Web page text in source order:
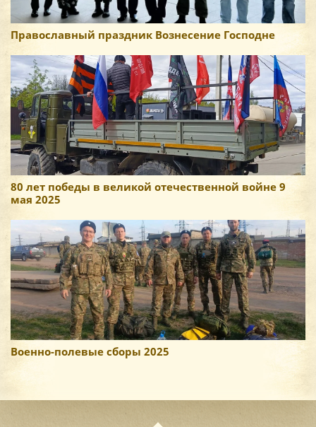
Православный праздник Вознесение Господне
80 лет победы в великой отечественной войне 9
мая 2025
Военно-полевые сборы 2025